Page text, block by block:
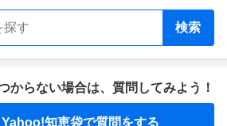
検索
からない場合は、 質問してみよう！
Yahoo!知恵袋で質問をする